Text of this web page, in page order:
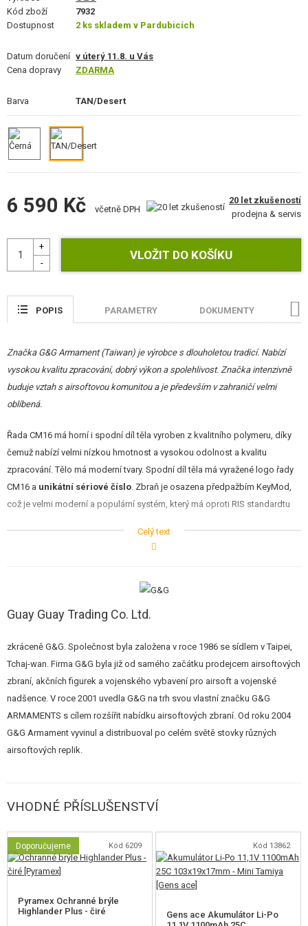
MASKOVÁNÍ, BARVY, PÁSKY
DOPLŇKY KE ZBRANÍM, POPRUHY
NÁHRADNÍ DÍLY, UPGRADE
SERVIS A ÚDRŽBA ZBRANÍ
TERČE, STŘELNICE
JÍDLO
REKLAMNÍ PŘEDMĚTY
POŠKOZENÉ, POUŽITÉ ZBOŽÍ
NOVINKY
KONTAKT
Kód zboží
7932
Dostupnost
2 ks skladem v Pardubicích
Datum doručení v úterý 11.8. u Vás
Cena dopravy
ZDARMA
Barva TAN/Desert
6 590 Kč včetně DPH
20 let zkušeností
prodejna & servis
POPIS PARAMETRY DOKUMENTY
Značka G&G Armament (Taiwan) je výrobce s dlouholetou tradicí. Nabízí
vysokou kvalitu zpracování, dobrý výkon a spolehlivost. Značka intenzivně
buduje vztah s airsoftovou komunitou a je především v zahraničí velmi
oblíbená.
Řada CM16 má horní i spodní díl těla vyroben z kvalitního polymeru, díky
čemuž nabízí velmi nízkou hmotnost a vysokou odolnost a kvalitu
zpracování. Tělo má moderní tvary. Spodní díl těla má vyražené logo řady
CM16 a unikátní sériové číslo. Zbraň je osazena předpažbím KeyMod,
což je velmi moderní a populární systém, který má oproti RIS standardtu
a manipulaci se zbraní. Vypouštěč zásobníku i tlačítko záchytu závěru
Akumulátor se vkládá do výsuvné pažby stylu Crane LMT. V zadní části lze
dělený akumulátor Mini CQB. Zásobník je vysokokapacitní na 300 ran.
Uvnitř zbraně se nachází kovový mechabox s 8 mm kuličkovými ložisky,
ocelovými kolya pružinou M120. Výkon zbraně je cca 125m/s (410 FPS)
a kadence je nadprůměrných cca16 ran za vteřinu. Nejzajímavější je ale
elektronika této zbraně - standardní spoušťové kontakty byly nahrazeny
elektronikou / procesorovou jednotkou s mikrospínači, Mosfetem atd.
Velmi rychlou odezvu spouště!
Mosfet, který chrání spoušťové kontakty a zrychluje odezvu motoru.
Možnost nastavit režimBurstmísto režimu dávka. Tedy
tří-rannou
dávku na jeden stisk spouště.
(Nastavuje se podržením spouště v
režimu semi (jednotlivé rány) na více než 10 sekund, po odpojení
Doporučená baterie je 11,1 V Li-Pol!
Celý text
Guay Guay Trading Co. Ltd.
zkráceně G&G. Společnost byla založena v roce 1986 se sídlem v Taipei,
Tchaj-wan. Firma G&G byla již od samého začátku prodejcem airsoftových
zbraní, akčních figurek a vojenského vybavení pro airsoft a vojenské
nadšence. V roce 2001 uvedla G&G na trh svou vlastní značku G&G
ARMAMENTS s cílem rozšířit nabídku airsoftových zbraní. Od roku 2004
G&G Armament vyvinul a distribuoval po celém světě stovky různých
airsoftových replik.
VHODNÉ PŘÍSLUŠENSTVÍ
Doporučujeme Kód 6209
Pyramex Ochranné brýle
Highlander Plus - čiré
Kód 13862
Gens ace Akumulátor Li-Po